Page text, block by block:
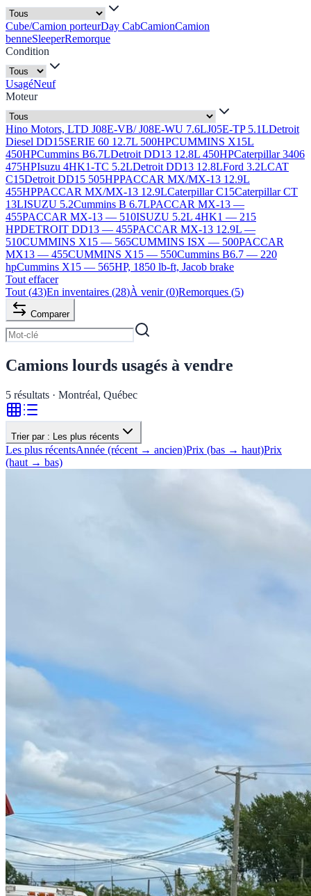
Cube/Camion porteurDay CabCamionCamion
benneSleeperRemorque
Condition
UsagéNeuf
Moteur
Hino Motors, LTD J08E-VB/ J08E-WU 7.6LJ05E-TP 5.1LDetroit
Diesel DD15SERIE 60 12.7L 500HPCUMMINS X15L
450HPCummins B6.7LDetroit DD13 12.8L 450HPCaterpillar 3406
475HPIsuzu 4HK1-TC 5.2LDetroit DD13 12.8LFord 3.2LCAT
C15Detroit DD15 505HPPACCAR MX/MX-13 12.9L
455HPPACCAR MX/MX-13 12.9LCaterpillar C15Caterpillar CT
13LISUZU 5.2Cummins B 6.7LPACCAR MX-13 —
455PACCAR MX-13 — 510ISUZU 5.2L 4HK1 — 215
HPDETROIT DD13 — 455PACCAR MX-13 12.9L —
510CUMMINS X15 — 565CUMMINS ISX — 500PACCAR
MX13 — 455CUMMINS X15 — 550Cummins B6.7 — 220
hpCummins X15 — 565HP, 1850 lb-ft, Jacob brake
Tout effacer
Tout (43)En inventaires (28)À venir (0)Remorques (5)
Comparer
Camions lourds usagés à vendre
5 résultats · Montréal, Québec
Trier par : Les plus récents
Les plus récentsAnnée (récent → ancien)Prix (bas → haut)Prix
(haut → bas)